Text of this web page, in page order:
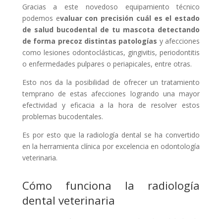
Gracias a este novedoso equipamiento técnico
podemos evaluar con precisión cuál es el estado
de salud bucodental de tu mascota detectando
de forma precoz distintas patologías y afecciones
como lesiones odontoclásticas, gingivitis, periodontitis
o enfermedades pulpares o periapicales, entre otras.
Esto nos da la posibilidad de ofrecer un tratamiento
temprano de estas afecciones logrando una mayor
efectividad y eficacia a la hora de resolver estos
problemas bucodentales.
Es por esto que la radiología dental se ha convertido
en la herramienta clínica por excelencia en odontología
veterinaria.
Cómo funciona la radiología
dental veterinaria